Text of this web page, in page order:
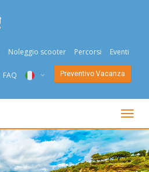
Noleggio scooter Percorsi Eventi
FAQ
ENG
DEU
Preventivo Vacanza
Togli